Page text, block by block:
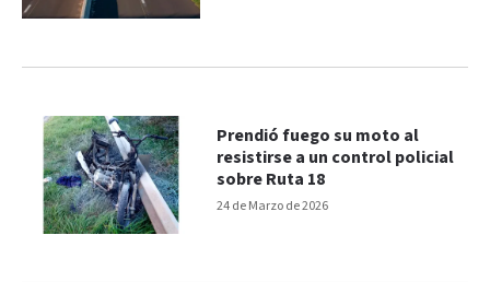
24 de Marzo de 2026
Prendió fuego su moto al
resistirse a un control policial
sobre Ruta 18